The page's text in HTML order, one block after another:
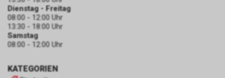
KATEGORIEN
Dienstag - Freitag
08:00 - 12:00 Uhr
13:30 - 18:00 Uhr
Samstag
08:00 - 12:00 Uhr